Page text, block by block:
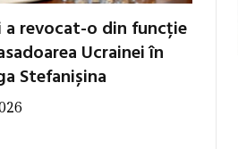
a revocat-o din funcție
Ucrainei în
Stefanișina